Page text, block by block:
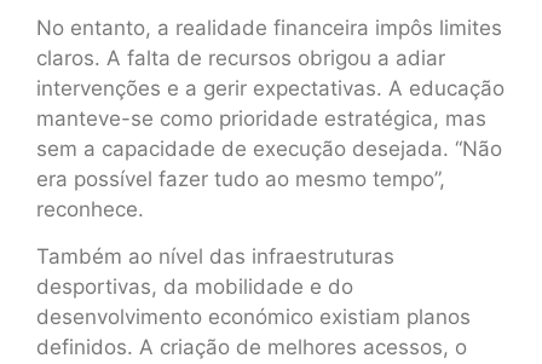
No entanto, a realidade financeira impôs limites
claros. A falta de recursos obrigou a adiar
intervenções e a gerir expectativas. A educação
manteve-se como prioridade estratégica, mas
sem a capacidade de execução desejada. “Não
era possível fazer tudo ao mesmo tempo”,
reconhece.
Também ao nível das infraestruturas
desportivas, da mobilidade e do
desenvolvimento económico existiam planos
definidos. A criação de melhores acessos, o